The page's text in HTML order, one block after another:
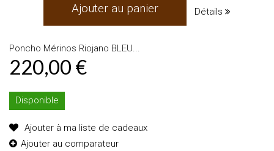
Ajouter au panier Détails
Poncho Mérinos Riojano BLEU...
220,00 €
Disponible
Ajouter à ma liste de cadeaux
Ajouter au comparateur